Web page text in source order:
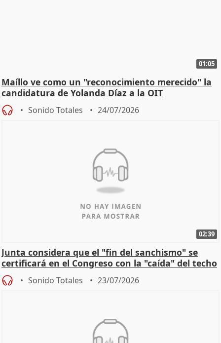
01:05
Maíllo ve como un "reconocimiento merecido" la
candidatura de Yolanda Díaz a la OIT
Sonido Totales 24/07/2026
02:39
Junta considera que el "fin del sanchismo" se
certificará en el Congreso con la "caída" del techo
de
Sonido Totales 23/07/2026